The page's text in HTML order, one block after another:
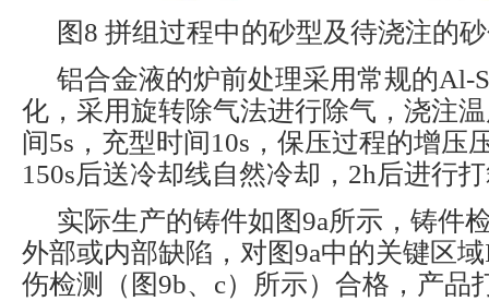
图8 拼组过程中的砂型及待浇注的
铝合金液的炉前处理采用常规的Al-
化，采用旋转除气法进行除气，浇注
间5s，充型时间10s，保压过程的增压
150s后送冷却线自然冷却，2h后进行
实际生产的铸件如图9a所示，铸件
外部或内部缺陷，对图9a中的关键区
伤检测（图9b、c）所示）合格，产品